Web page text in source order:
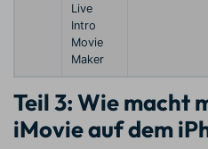
Live
Intro
Movie
Maker
Teil 3: Wie macht
iMovie auf dem